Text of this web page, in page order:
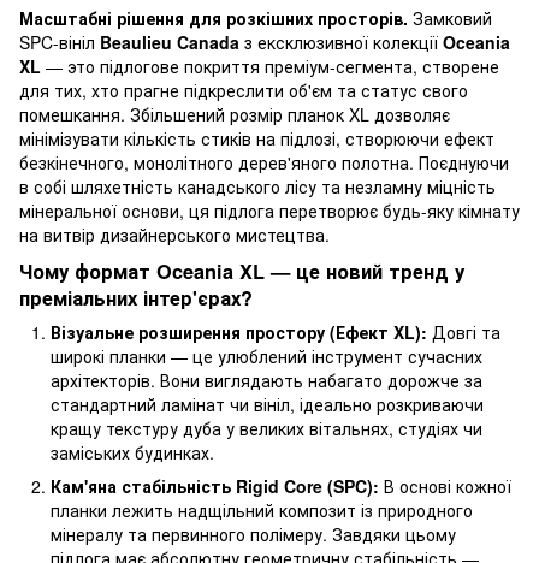
Масштабні рішення для розкішних просторів. Замковий
SPC-вініл Beaulieu Canada з ексклюзивної колекції Oceania
XL — это підлогове покриття преміум-сегмента, створене
для тих, хто прагне підкреслити об'єм та статус свого
помешкання. Збільшений розмір планок XL дозволяє
мінімізувати кількість стиків на підлозі, створюючи ефект
безкінечного, монолітного дерев'яного полотна. Поєднуючи
в собі шляхетність канадського лісу та незламну міцність
мінеральної основи, ця підлога перетворює будь-яку кімнату
на витвір дизайнерського мистецтва.
Чому формат Oceania XL — це новий тренд у
преміальних інтер'єрах?
Візуальне розширення простору (Ефект XL): Довгі та
широкі планки — це улюблений інструмент сучасних
архітекторів. Вони виглядають набагато дорожче за
стандартний ламінат чи вініл, ідеально розкриваючи
кращу текстуру дуба у великих вітальнях, студіях чи
заміських будинках.
Кам'яна стабільність Rigid Core (SPC): В основі кожної
планки лежить надщільний композит із природного
мінералу та первинного полімеру. Завдяки цьому